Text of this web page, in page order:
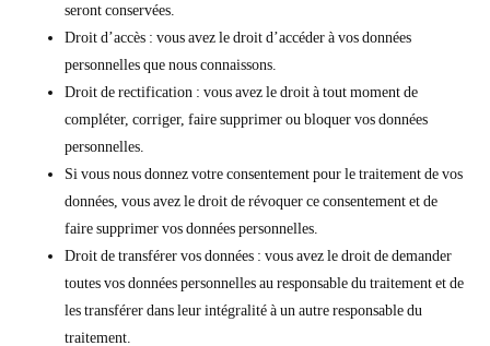
seront conservées.
Droit d’accès : vous avez le droit d’accéder à vos données
personnelles que nous connaissons.
Droit de rectification : vous avez le droit à tout moment de
compléter, corriger, faire supprimer ou bloquer vos données
personnelles.
Si vous nous donnez votre consentement pour le traitement de vos
données, vous avez le droit de révoquer ce consentement et de
faire supprimer vos données personnelles.
Droit de transférer vos données : vous avez le droit de demander
toutes vos données personnelles au responsable du traitement et de
les transférer dans leur intégralité à un autre responsable du
traitement.